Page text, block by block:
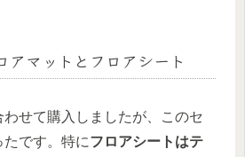
マットとフロアシート
せて購入しましたが、このセ
です。特にフロアシートはテ